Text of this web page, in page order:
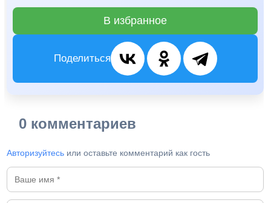
В избранное
Поделиться
0 комментариев
Авторизуйтесь или оставьте комментарий как гость